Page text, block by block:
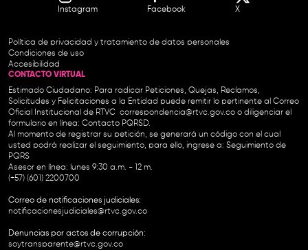
Instagram Facebook X
Política de privacidad y tratamiento de datos personales
Condiciones de uso
Accesibilidad
CONTACTO VIRTUAL
Estimado Ciudadano: Para radicar Peticiones, Quejas, Reclamos,
Solicitudes y Felicitaciones a la Entidad puede remitir lo pertinente al Correo
Oficial Institucional de RTVC correspondencia@rtvc.gov.co o diligenciar el
formulario en línea: Contacto PQRSD.
Al momento de registrar su petición, se generará un código con el cual
usted podrá realizar el seguimiento, para ello, ingrese a: Seguimiento de
PQRS
Asesor en línea: lunes 9:30 a.m. - 12 m.
(+57) (601) 2200700
Correo de notificaciones judiciales:
notificacionesjudiciales@rtvc.gov.co
Denuncias por actos de corrupción:
soytransparente@rtvc.gov.co